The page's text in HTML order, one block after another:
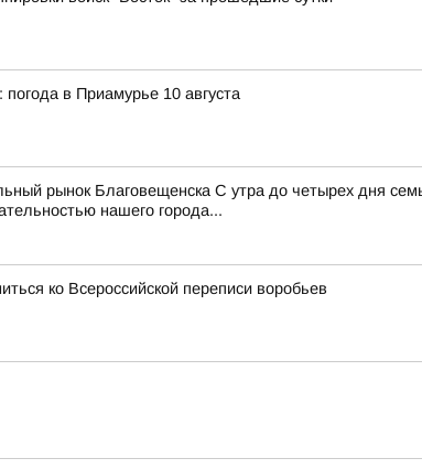
в Приамурье 10 августа
рынок Благовещенска С утра до четырех дня
нашего города...
ко Всероссийской переписи воробьев